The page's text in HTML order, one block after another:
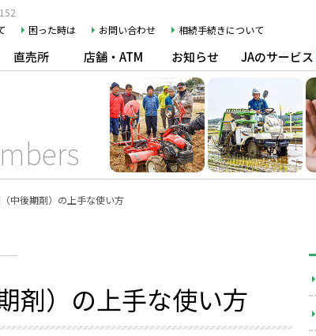
困った時は お問い合わせ 相続手続きについて
直売所 店舗・ATM お知らせ JAのサービス
中後期剤）の上手な使い方
剤）の上手な使い方